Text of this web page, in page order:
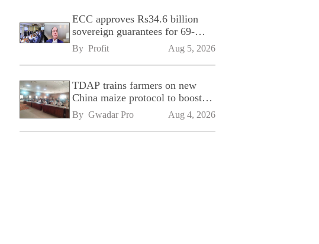
ECC approves Rs34.6 billion
sovereign guarantees for 69-
kilometre Sialkot-Kharian
Motorway
By Profit Aug 5, 2026
TDAP trains farmers on new
China maize protocol to boost
exports
By Gwadar Pro Aug 4, 2026